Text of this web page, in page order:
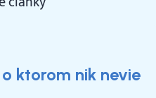
ktorom nik nevie